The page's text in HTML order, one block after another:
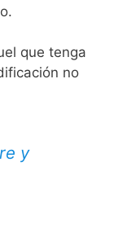
que tenga
no
y